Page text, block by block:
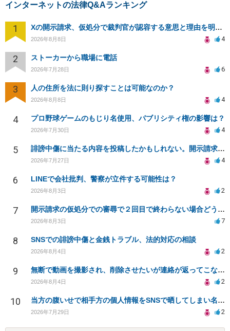
インターネットの法律Q&Aランキング
1 Xの開示請求、仮処分で裁判官が認容する意思と理由を明確化しても、相手側は争って引き延ばしますか
2026年8月8日 4
2 ストーカーから職場に電話
2026年7月28日 6
3 人の住所を法に則り探すことは可能なのか？
2026年8月8日 4
4 プロ野球ゲームのもじり名使用、パブリシティ権の影響は？
2026年7月30日 4
5 誹謗中傷に当たる内容を投稿したかもしれない。開示請求や民事刑事裁判に発展しうるのか教えて欲しい。
2026年7月27日 4
6 LINEで会社批判、警察が立件する可能性は？
2026年8月3日 2
7 開示請求の仮処分での審尋で２回目で終わらない場合どうしたらいいですか
2026年8月3日 7
8 SNSでの誹謗中傷と金銭トラブル、法的対応の相談
2026年8月4日 2
9 無断で動画を撮影され、削除させたいが連絡が返ってこない。
2026年8月4日 2
10 当方の腹いせで相手方の個人情報をSNSで晒してしまい名誉毀損させてしまったかもしれない
2026年7月29日 2